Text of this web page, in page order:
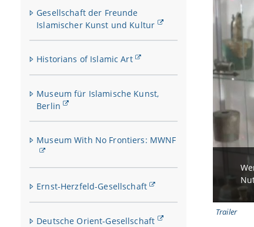
Gesellschaft der Freunde
Islamischer Kunst und Kultur
Historians of Islamic Art
Museum für Islamische Kunst,
Berlin
Museum With No Frontiers: MWNF
Ernst-Herzfeld-Gesellschaft
Deutsche Orient-Gesellschaft
Trailer